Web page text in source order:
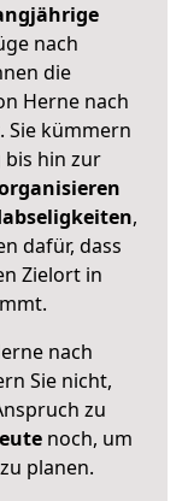
nach
die
Herne nach
Sie kümmern
bis hin zur
,
dafür, dass
Zielort in
nach
Sie nicht,
zu
noch, um
zu planen.